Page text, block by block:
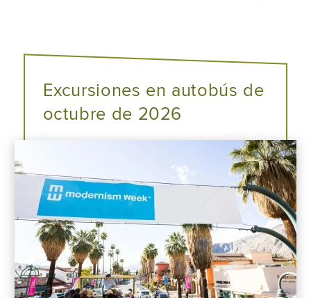
Excursiones en autobús de
octubre de 2026